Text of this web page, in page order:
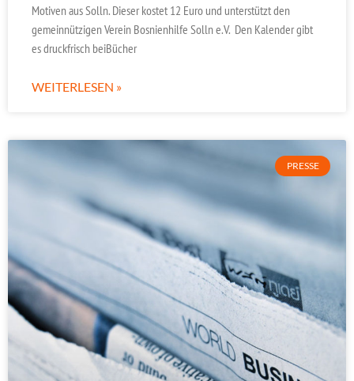
Motiven aus Solln. Dieser kostet 12 Euro und unterstützt den
gemeinnützigen Verein Bosnienhilfe Solln e.V. Den Kalender gibt
es druckfrisch beiBücher
WEITERLESEN »
PRESSE